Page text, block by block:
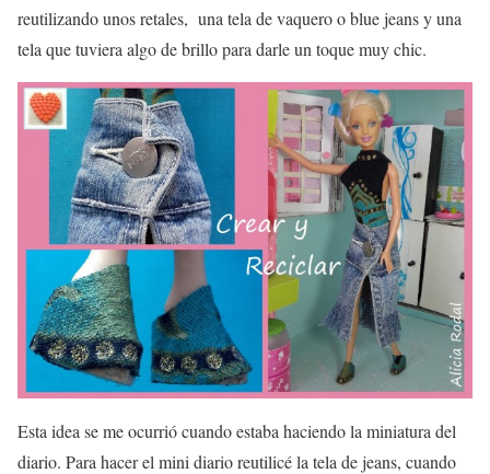
reutilizando unos retales, una tela de vaquero o blue jeans y una
tela que tuviera algo de brillo para darle un toque muy chic.
Esta idea se me ocurrió cuando estaba haciendo la miniatura del
diario. Para hacer el mini diario reutilicé la tela de jeans, cuando